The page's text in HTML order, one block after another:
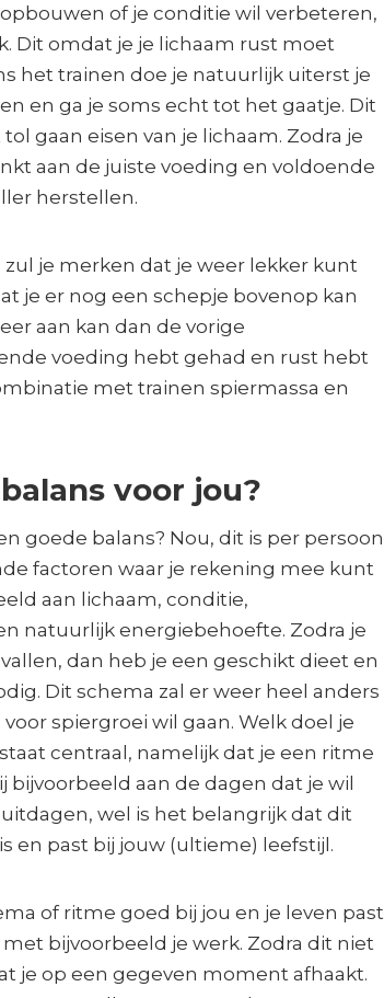
of je conditie wil verbeteren,
Dit omdat je je lichaam rust moet
het trainen doe je natuurlijk uiterst je
en ga je soms echt tot het gaatje. Dit
gaan eisen van je lichaam. Zodra je
aan de juiste voeding en voldoende
herstellen.
je merken dat je weer lekker kunt
je er nog een schepje bovenop kan
aan kan dan de vorige
voeding hebt gehad en rust hebt
met trainen spiermassa en
voor jou?
goede balans? Nou, dit is per persoon
factoren waar je rekening mee kunt
aan lichaam, conditie,
natuurlijk energiebehoefte. Zodra je
dan heb je een geschikt dieet en
Dit schema zal er weer heel anders
spiergroei wil gaan. Welk doel je
centraal, namelijk dat je een ritme
bijvoorbeeld aan de dagen dat je wil
wel is het belangrijk dat dit
en past bij jouw (ultieme) leefstijl.
of ritme goed bij jou en je leven past
bijvoorbeeld je werk. Zodra dit niet
je op een gegeven moment afhaakt.